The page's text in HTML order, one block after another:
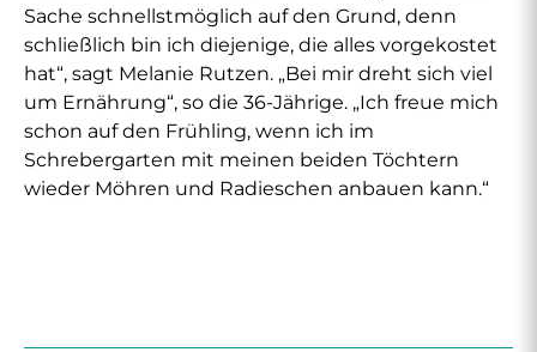
Sache schnellstmöglich auf den Grund, denn
schließlich bin ich diejenige, die alles vorgekostet
hat“, sagt Melanie Rutzen. „Bei mir dreht sich viel
um Ernährung“, so die 36-Jährige. „Ich freue mich
schon auf den Frühling, wenn ich im
Schrebergarten mit meinen beiden Töchtern
wieder Möhren und Radieschen anbauen kann.“